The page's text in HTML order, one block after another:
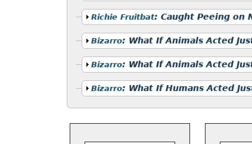
Mostrar
Richie Fruitbat: Caught Peeing on
Mostrar
Bizarro: What If Animals Acted
Mostrar
Bizarro: What If Animals Acted
Mostrar
Bizarro: What If Humans Acted